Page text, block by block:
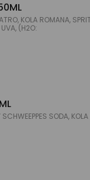
KOLA ROMANA,
(H2O:
SODA,